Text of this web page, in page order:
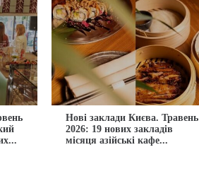
Нові заклади Києва. Травень
2026: 19 нових закладів
місяця азійські кафе...